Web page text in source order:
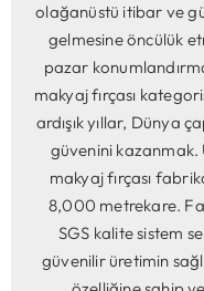
olağanüstü itibar ve
gelmesine öncülük
pazar
makyaj fırçası
ardışık yıllar, Dünya
güvenini kazanmak.
makyaj fırçası
8,000 metrekare.
SGS kalite sistem
güvenilir üretimin